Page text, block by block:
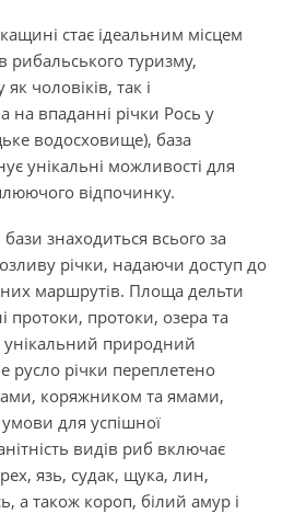
стає ідеальним місцем
рибальського туризму,
чоловіків, так і
на впаданні річки Рось у
водосховище), база
унікальні можливості для
відпочинку.
знаходиться всього за
річки, надаючи доступ до
маршрутів. Площа дельти
протоки, протоки, озера та
природний
річки переплетено
коряжником та ямами,
для успішної
видів риб включає
язь, судак, щука, лин,
а також короп, білий амур і